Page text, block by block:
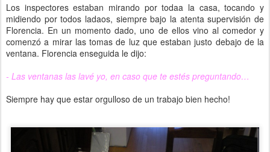
Los inspectores estaban mirando por todaa la casa, tocando y
midiendo por todos ladaos, siempre bajo la atenta supervisión de
Florencia. En un momento dado, uno de ellos vino al comedor y
comenzó a mirar las tomas de luz que estaban justo debajo de la
ventana. Florencia enseguida le dijo:
- Las ventanas las lavé yo, en caso que te estés preguntando…
Siempre hay que estar orgulloso de un trabajo bien hecho!